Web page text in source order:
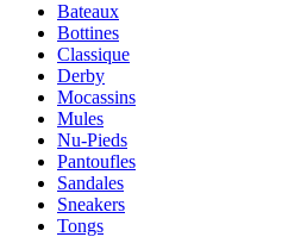
Bateaux
Bottines
Classique
Derby
Mocassins
Mules
Nu-Pieds
Pantoufles
Sandales
Sneakers
Tongs